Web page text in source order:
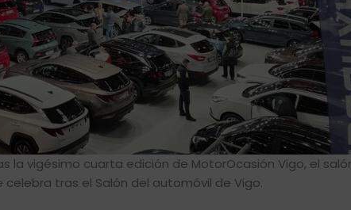
la vigésimo cuarta edición de MotorOcasión Vigo, el
tras el Salón del automóvil de Vigo.